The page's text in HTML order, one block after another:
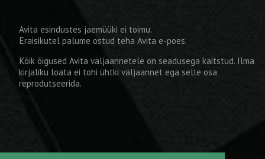
Avita esindustes jaemüüki ei toimu.
Eraisikutel palume ostud teha Avita e-poes.
Kõik õigused Avita väljaannetele on seadusega kaitstud. Ilma
kirjaliku loata ei tohi ühtki väljaannet ega selle osa
reprodutseerida.